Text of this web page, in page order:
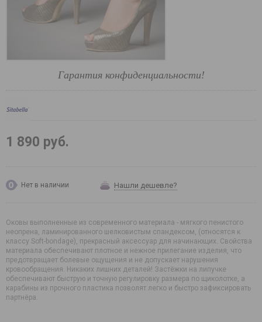
Гарантия конфиденциальности!
1 890 руб.
Нет в наличии Нашли дешевле?
Оковы выполненные из современного материала - мягкого пенистого
неопрена, ламинированного шелковистым спандексом, (относятся к
классу Soft-bondage), прекрасный аксессуар для начинающих. Свойства
материала обеспечивают плотное и нежное прилегание изделия, что
предотвращает болевые ощущения и не допускает нарушения
кровообращения. Никаких лишних деталей! Застёжки на липучке
обеспечивают быструю и точную регулировку размера по щиколотке, а
карабины из прочного пластика позволят легко и быстро зафиксировать
партнёра.